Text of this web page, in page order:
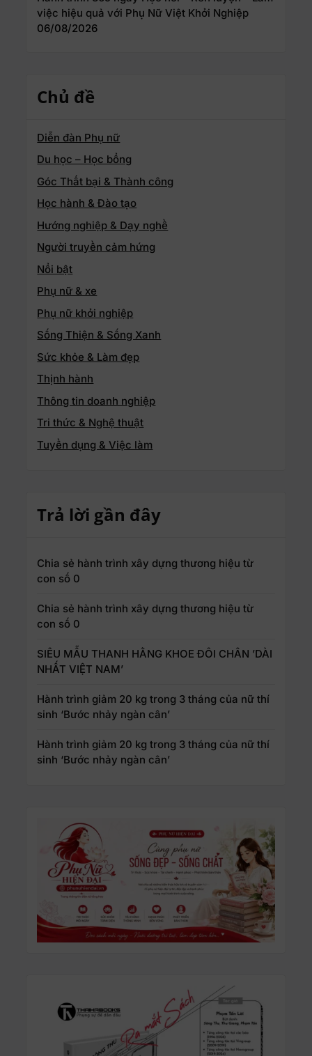
việc hiệu quả với Phụ Nữ Việt Khởi Nghiệp
06/08/2026
Chủ đề
Diễn đàn Phụ nữ
Du học – Học bổng
Góc Thất bại & Thành công
Học hành & Đào tạo
Hướng nghiệp & Dạy nghề
Người truyền cảm hứng
Nổi bật
Phụ nữ & xe
Phụ nữ khởi nghiệp
Sống Thiện & Sống Xanh
Sức khỏe & Làm đẹp
Thịnh hành
Thông tin doanh nghiệp
Tri thức & Nghệ thuật
Tuyển dụng & Việc làm
Trả lời gần đây
Chia sẻ hành trình xây dựng thương hiệu từ
con số 0
Chia sẻ hành trình xây dựng thương hiệu từ
con số 0
SIÊU MẪU THANH HẰNG KHOE ĐÔI CHÂN ’DÀI
NHẤT VIỆT NAM’
Hành trình giảm 20 kg trong 3 tháng của nữ thí
sinh ‘Bước nhảy ngàn cân’
Hành trình giảm 20 kg trong 3 tháng của nữ thí
sinh ‘Bước nhảy ngàn cân’